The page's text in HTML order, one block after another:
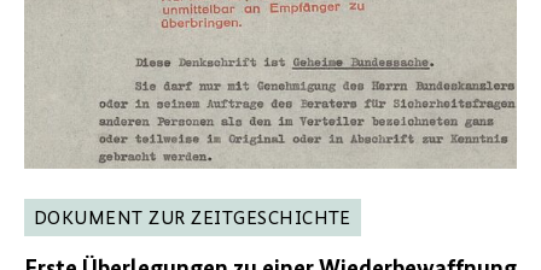
DOKUMENT ZUR ZEITGESCHICHTE